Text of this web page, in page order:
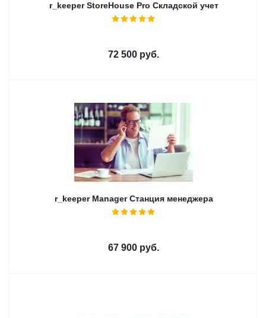
r_keeper StoreHouse Pro Складской учет
72 500 руб.
r_keeper Manager Cтанция менеджера
67 900 руб.